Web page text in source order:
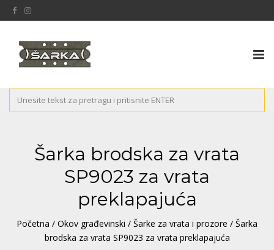
Šarka brodska za vrata
SP9023 za vrata
preklapajuća
Početna / Okov građevinski / Šarke za vrata i prozore / Šarka
brodska za vrata SP9023 za vrata preklapajuća